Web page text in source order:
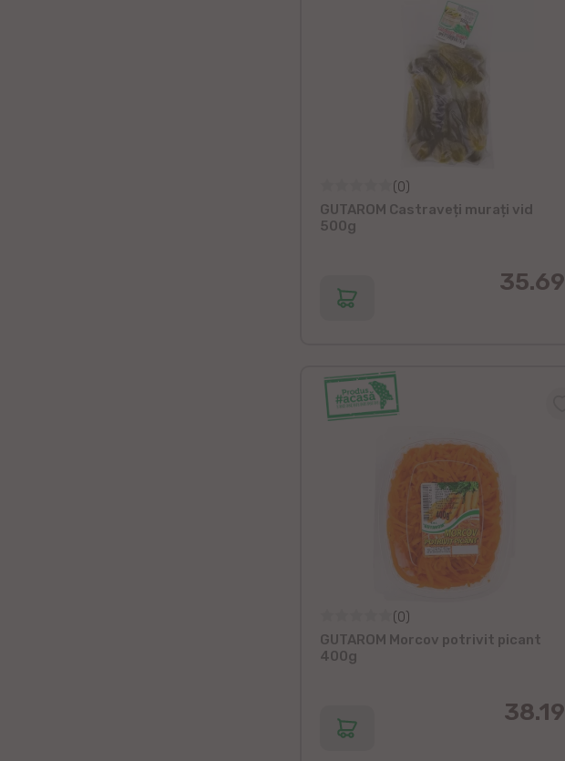
(0)
GUTAROM Castraveți murați vid
500g
35.69
(0)
GUTAROM Morcov potrivit picant
400g
38.19